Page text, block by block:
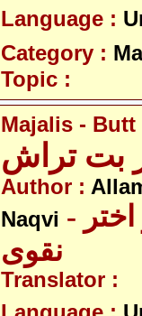
Language :
Category :
Topic :
Majalis -
بت تراش
Author :
Naqvi - علامہ ڈاکٹر سید ضمیر اختر
نقوی
Translator :